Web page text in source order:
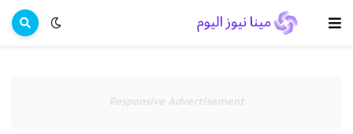
Responsive Advertisement